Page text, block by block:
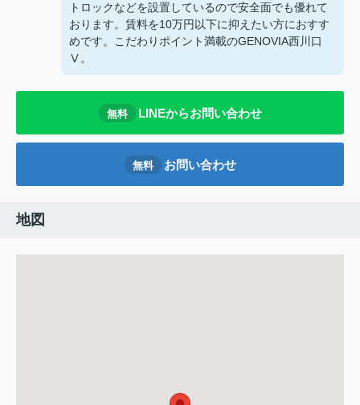
トロックなどを設置しているので安全面でも優れて
おります。賃料を10万円以下に抑えたい方におすす
めです。こだわりポイント満載のGENOVIA西川口
Ⅴ。
無料 LINEからお問い合わせ
無料 お問い合わせ
地図